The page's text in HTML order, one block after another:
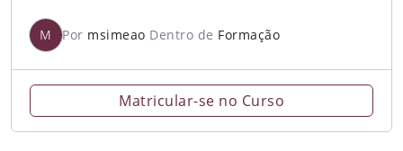
M Por msimeao Dentro de Formação
Matricular-se no Curso